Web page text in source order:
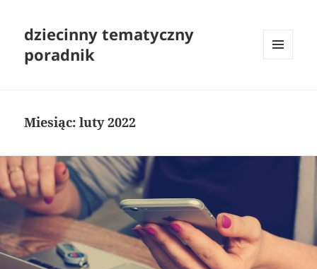
dziecinny tematyczny
poradnik
Miesiąc:luty 2022